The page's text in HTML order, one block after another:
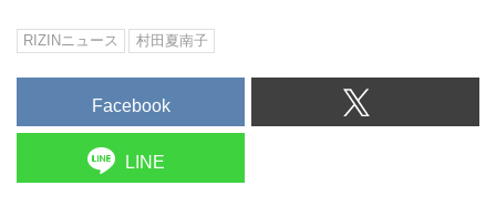
RIZINニュース 村田夏南子
Facebook
LINE